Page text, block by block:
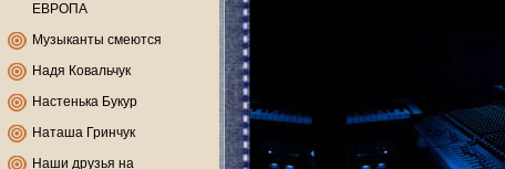
ЕВРОПА
Музыканты смеются
Надя Ковальчук
Настенька Букур
Наташа Гринчук
Наши друзья на